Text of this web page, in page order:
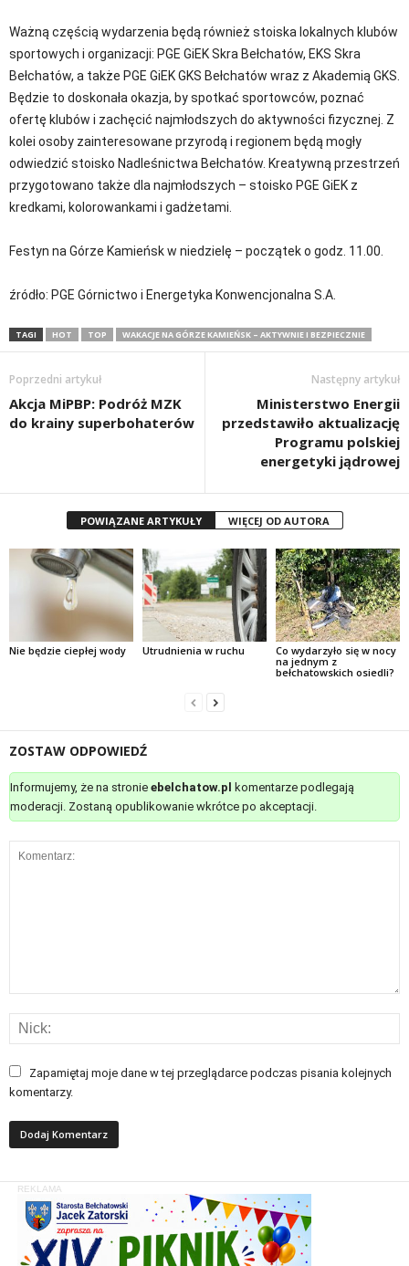
Ważną częścią wydarzenia będą również stoiska lokalnych klubów
sportowych i organizacji: PGE GiEK Skra Bełchatów, EKS Skra
Bełchatów, a także PGE GiEK GKS Bełchatów wraz z Akademią GKS.
Będzie to doskonała okazja, by spotkać sportowców, poznać
ofertę klubów i zachęcić najmłodszych do aktywności fizycznej. Z
kolei osoby zainteresowane przyrodą i regionem będą mogły
odwiedzić stoisko Nadleśnictwa Bełchatów. Kreatywną przestrzeń
przygotowano także dla najmłodszych – stoisko PGE GiEK z
kredkami, kolorowankami i gadżetami.
Festyn na Górze Kamieńsk w niedzielę – początek o godz. 11.00.
źródło: PGE Górnictwo i Energetyka Konwencjonalna S.A.
TAGI HOT TOP WAKACJE NA GÓRZE KAMIEŃSK – AKTYWNIE I BEZPIECZNIE
Poprzedni artykuł
Akcja MiPBP: Podróż MZK
do krainy superbohaterów
Następny artykuł
Ministerstwo Energii
przedstawiło aktualizację
Programu polskiej
energetyki jądrowej
POWIĄZANE ARTYKUŁY WIĘCEJ OD AUTORA
Nie będzie ciepłej wody Utrudnienia w ruchu
Co wydarzyło się w nocy
na jednym z
bełchatowskich osiedli?
ZOSTAW ODPOWIEDŹ
Informujemy, że na stronie ebelchatow.pl
komentarze podlegają
moderacji. Zostaną opublikowanie wkrótce po akceptacji.
Zapamiętaj moje dane w tej przeglądarce podczas pisania kolejnych
komentarzy.
REKLAMA